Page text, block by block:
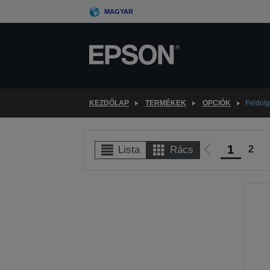
to
MAGYAR
KEZDŐLAP TERMÉKEK OPCIÓK
Lista Rács
Előző
1 2